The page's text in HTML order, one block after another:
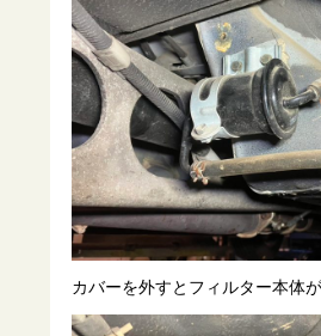
カバーを外すとフィルター本体